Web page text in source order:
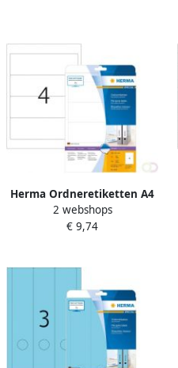
Herma Ordneretiketten A4
192 x 61 mm wit
ondoorzichtig permanent
2 webshops
€ 9,74